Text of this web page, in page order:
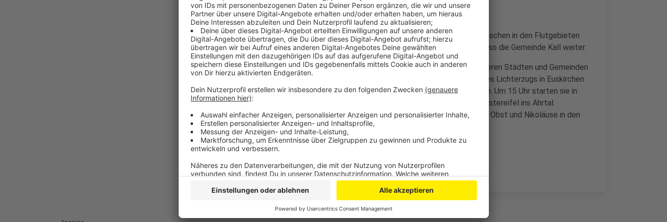
Rund 30 Fahrzeuge sind angemeldet. Der Lichterzug soll den Menschen in den Flutgebieten
am vierten Adventswochenende Freude und Hoffnung schenken, so die Gemeinde Kall weiter.
Schon am vergangenen Wochenende hatte es Lichterzüge in anderen Städten und Gemeinden
im Kreis Euskirchen und der Region gegeben. Die Organisatoren des Lichterzugs in Euskirchen
und Bad Münstereifel planen für Samstag eine weitere Großaktion. Um 15 Uhr starten sie in
Euskirchen einen weiteren Konvoi. Von dort geht es über Bad Münstereifel ins Ahrtal.
Unterwegs wollen die Teilnehmer mehrere Tonnen unter anderem Obst und Nikoläuse in den
Ortschaften verteilen.
Anzeige